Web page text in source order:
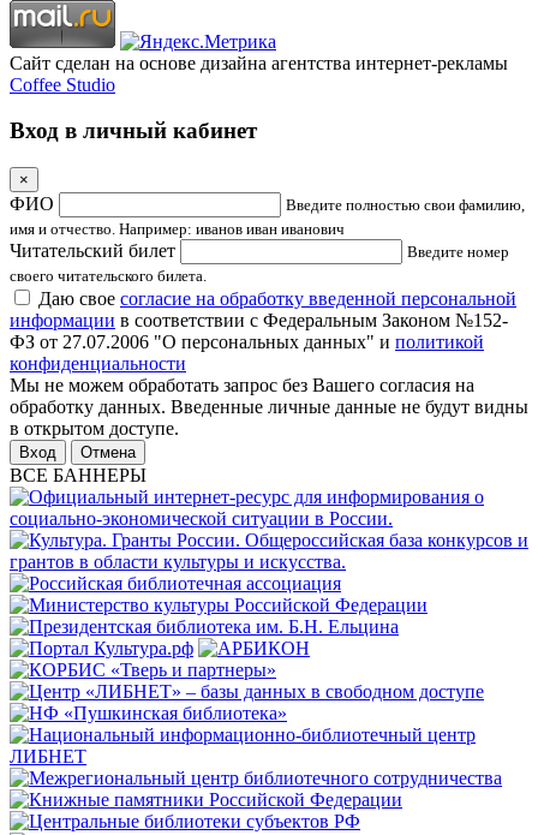
Сайт сделан на основе дизайна агентства интернет-рекламы
Coffee Studio
Вход в личный кабинет
×
ФИО
Введите полностью свои фамилию,
имя и отчество. Например: иванов иван иванович
Читательский билет
Введите номер
своего читательского билета.
Даю свое согласие на обработку введенной персональной
информации в соответствии с Федеральным Законом №152-
ФЗ от 27.07.2006 "О персональных данных" и политикой
конфиденциальности
Мы не можем обработать запрос без Вашего согласия на
обработку данных. Введенные личные данные не будут видны
в открытом доступе.
Отмена
ВСЕ БАННЕРЫ